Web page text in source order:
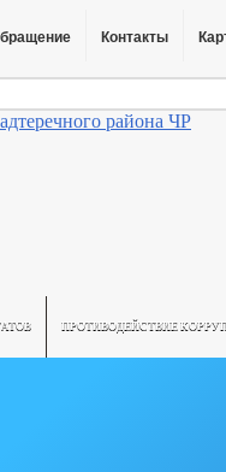
Контакты
ПРОТИВОДЕЙСТВИЕ